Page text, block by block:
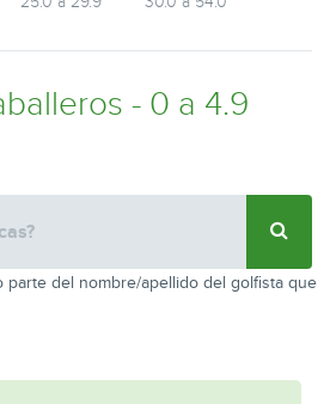
- 0 a 4.9
parte del nombre/apellido del golfista que